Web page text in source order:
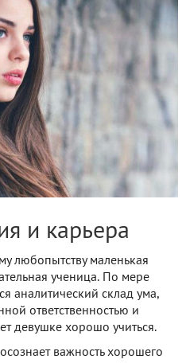
и карьера
любопытству маленькая
ученица. По мере
аналитический склад ума,
ответственностью и
девушке хорошо учиться.
важность хорошего